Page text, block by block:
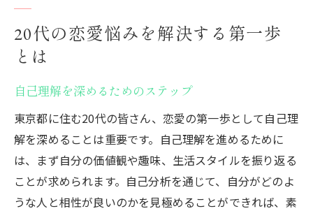
東京都で出会いを広げるための具体的な方法
友人からの紹介を活用する
ボランティア活動での出会いの可能性
恋愛が上手くいかない原因を突き止める
20代の恋愛悩みを解決する第一歩
とは
自己理解を深めるためのステップ
東京都に住む20代の皆さん、恋愛の第一歩として自己理
解を深めることは重要です。自己理解を進めるために
は、まず自分の価値観や趣味、生活スタイルを振り返る
ことが求められます。自己分析を通じて、自分がどのよ
うな人と相性が良いのかを見極めることができれば、素